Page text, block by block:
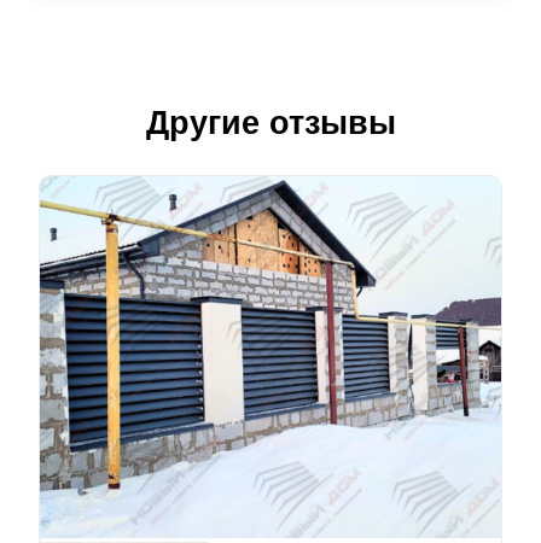
Другие отзывы